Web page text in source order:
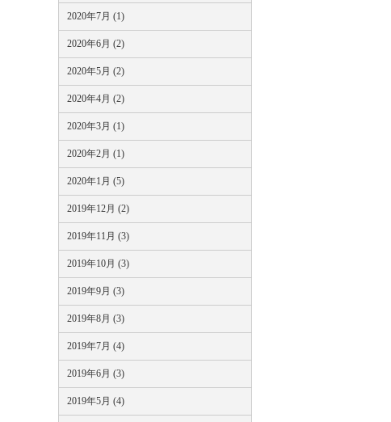
2020年7月 (1)
2020年6月 (2)
2020年5月 (2)
2020年4月 (2)
2020年3月 (1)
2020年2月 (1)
2020年1月 (5)
2019年12月 (2)
2019年11月 (3)
2019年10月 (3)
2019年9月 (3)
2019年8月 (3)
2019年7月 (4)
2019年6月 (3)
2019年5月 (4)